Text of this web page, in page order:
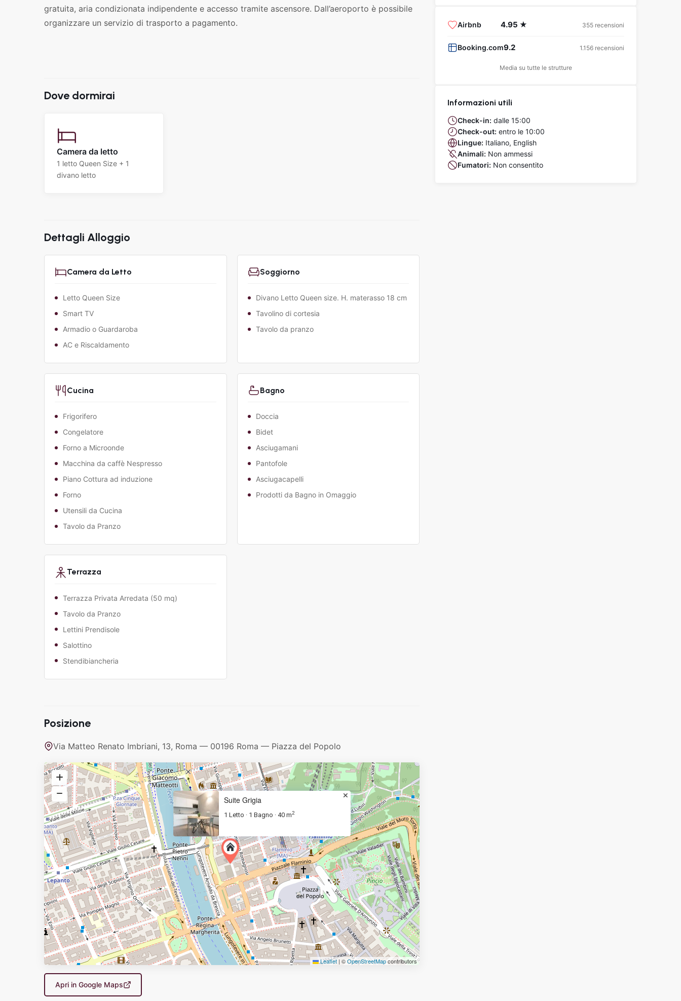
gratuita, aria condizionata indipendente e accesso tramite ascensore. Dall’aeroporto è possibile
organizzare un servizio di trasporto a pagamento.
Dove dormirai
Camera da letto
1 letto Queen Size + 1
divano letto
Dettagli Alloggio
Camera da Letto
Letto Queen Size
Smart TV
Armadio o Guardaroba
AC e Riscaldamento
Soggiorno
Divano Letto Queen size. H. materasso 18 cm
Tavolino di cortesia
Tavolo da pranzo
Cucina
Frigorifero
Congelatore
Forno a Microonde
Macchina da caffè Nespresso
Piano Cottura ad induzione
Forno
Utensili da Cucina
Tavolo da Pranzo
Bagno
Doccia
Bidet
Asciugamani
Pantofole
Asciugacapelli
Prodotti da Bagno in Omaggio
Terrazza
Terrazza Privata Arredata (50 mq)
Tavolo da Pranzo
Lettini Prendisole
Salottino
Stendibiancheria
Posizione
Via Matteo Renato Imbriani, 13, Roma — 00196 Roma — Piazza del Popolo
Suite Grigia
1 Letto · 1 Bagno · 40 m2
Leaflet | ©OpenStreetMapcontributors
Apri in Google Maps
Airbnb 4.95 ★ 355 recensioni
Booking.com9.2 1.156 recensioni
Media su tutte le strutture
Informazioni utili
Check-in: dalle 15:00
Check-out: entro le 10:00
Lingue: Italiano, English
Animali: Non ammessi
Fumatori: Non consentito